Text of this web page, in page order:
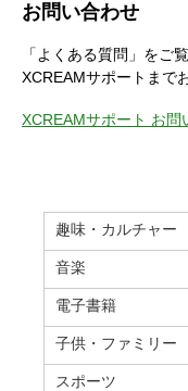
お問い合わせ
「よくある質問」をご
XCREAMサポートまで
XCREAMサポート お問
趣味・カルチャー
音楽
電子書籍
子供・ファミリー
スポーツ